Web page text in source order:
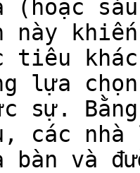
(hoặc
này
khác
lựa
sự.
các
bàn và